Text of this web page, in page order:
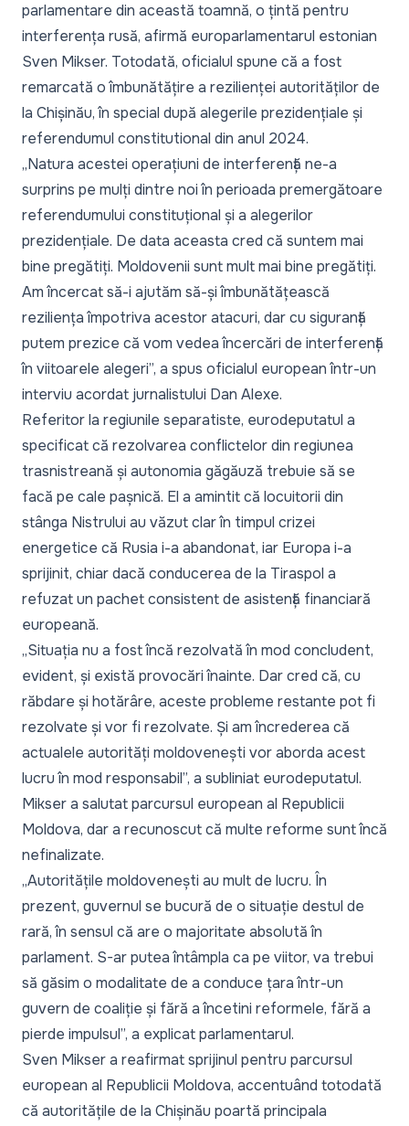
parlamentare din această toamnă, o țintă pentru
interferența rusă, afirmă europarlamentarul estonian
Sven Mikser. Totodată, oficialul spune că a fost
remarcată o îmbunătățire a rezilienței autorităților de
la Chișinău, în special după alegerile prezidențiale și
referendumul constitutional din anul 2024.
„Natura acestei operațiuni de interferență ne-a
surprins pe mulți dintre noi în perioada premergătoare
referendumului constituțional și a alegerilor
prezidențiale. De data aceasta cred că suntem mai
bine pregătiți. Moldovenii sunt mult mai bine pregătiți.
Am încercat să-i ajutăm să-și îmbunătățească
reziliența împotriva acestor atacuri, dar cu siguranță
putem prezice că vom vedea încercări de interferență
în viitoarele alegeri”, a spus oficialul european într-un
interviu acordat jurnalistului Dan Alexe.
Referitor la regiunile separatiste, eurodeputatul a
specificat că rezolvarea conflictelor din regiunea
trasnistreană și autonomia găgăuză trebuie să se
facă pe cale pașnică. El a amintit că locuitorii din
stânga Nistrului au văzut clar în timpul crizei
energetice că Rusia i-a abandonat, iar Europa i-a
sprijinit, chiar dacă conducerea de la Tiraspol a
refuzat un pachet consistent de asistență financiară
europeană.
„Situația nu a fost încă rezolvată în mod concludent,
evident, și există provocări înainte. Dar cred că, cu
răbdare și hotărâre, aceste probleme restante pot fi
rezolvate și vor fi rezolvate. Și am încrederea că
actualele autorități moldovenești vor aborda acest
lucru în mod responsabil”, a subliniat eurodeputatul.
Mikser a salutat parcursul european al Republicii
Moldova, dar a recunoscut că multe reforme sunt încă
nefinalizate.
„Autoritățile moldovenești au mult de lucru. În
prezent, guvernul se bucură de o situație destul de
rară, în sensul că are o majoritate absolută în
parlament. S-ar putea întâmpla ca pe viitor, va trebui
să găsim o modalitate de a conduce țara într-un
guvern de coaliție și fără a încetini reformele, fără a
pierde impulsul”, a explicat parlamentarul.
Sven Mikser a reafirmat sprijinul pentru parcursul
european al Republicii Moldova, accentuând totodată
că autoritățile de la Chișinău poartă principala